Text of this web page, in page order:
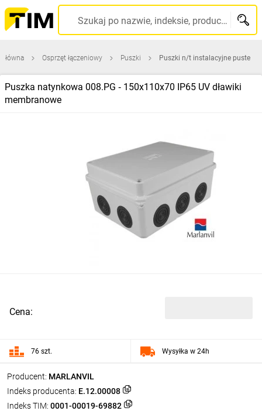
Szukaj po nazwie, indeksie, producencie, kodzie kreskowym...
Osprzęt łączeniowy Puszki Puszki n/t instalacyjne puste
Puszka natynkowa 008.PG ‑ 150x110x70 IP65 UV dławiki
membranowe
Producent: MARLANVIL
Indeks producenta: E.12.00008
Indeks TIM: 0001-00019-69882
Cena:
76 szt. Wysyłka w 24h